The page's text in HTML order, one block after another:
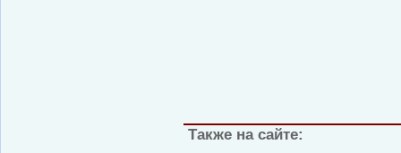
Также на сайте: